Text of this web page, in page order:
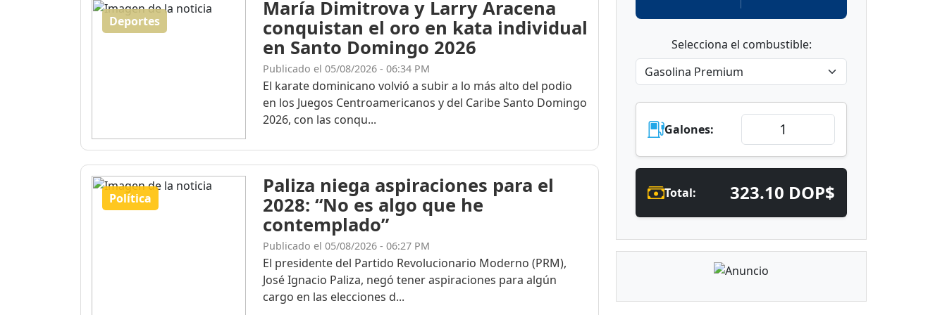
Deportes
María Dimitrova y Larry Aracena
conquistan el oro en kata individual
en Santo Domingo 2026
Publicado el 05/08/2026 - 06:34 PM
El karate dominicano volvió a subir a lo más alto del podio
en los Juegos Centroamericanos y del Caribe Santo Domingo
2026, con las conqu...
Política
Paliza niega aspiraciones para el
2028: “No es algo que he
contemplado”
Publicado el 05/08/2026 - 06:27 PM
El presidente del Partido Revolucionario Moderno (PRM),
José Ignacio Paliza, negó tener aspiraciones para algún
cargo en las elecciones d...
Selecciona el combustible:
Galones:
Total: 323.10 DOP$